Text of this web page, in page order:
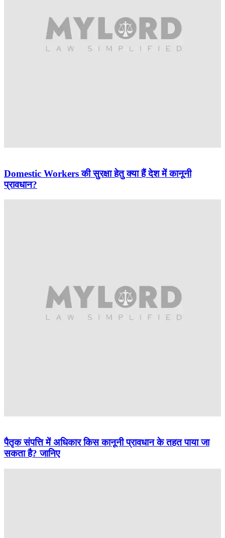
Domestic Workers की सुरक्षा हेतु क्या हैं देश में कानूनी
प्रावधान?
पैतृक संपत्ति में अधिकार किस कानूनी प्रावधान के तहत पाया जा
सकता है? जानिए